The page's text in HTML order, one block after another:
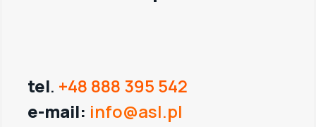
tel. +48 888 395 542
e-mail: info@asl.pl